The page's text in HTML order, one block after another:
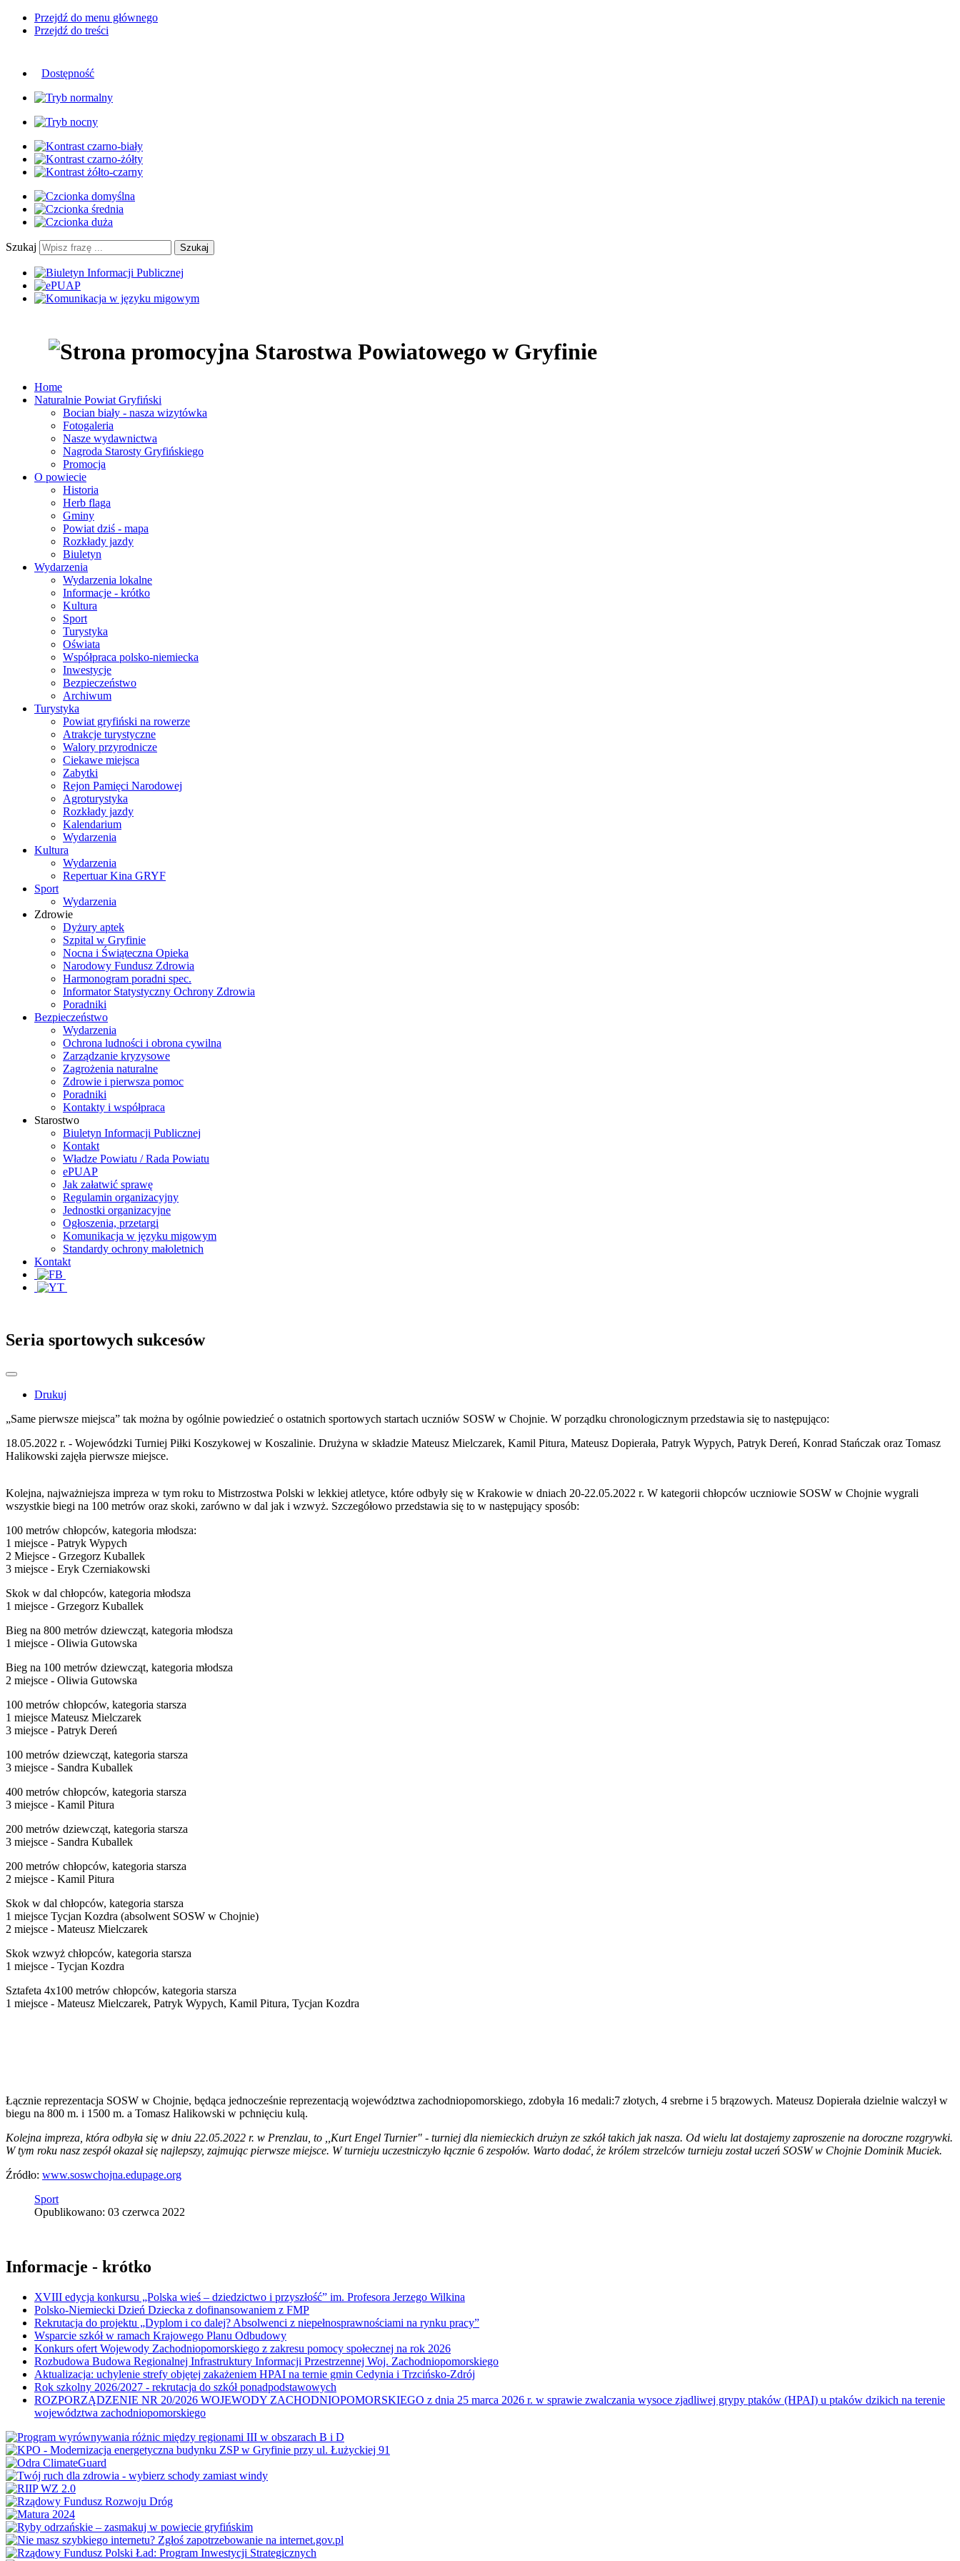
Przejdź do menu głównego
Przejdź do treści
Dostępność
Szukaj Szukaj
Home
Naturalnie Powiat Gryfiński
Bocian biały - nasza wizytówka
Fotogaleria
Nasze wydawnictwa
Nagroda Starosty Gryfińskiego
Promocja
O powiecie
Historia
Herb flaga
Gminy
Powiat dziś - mapa
Rozkłady jazdy
Biuletyn
Wydarzenia
Wydarzenia lokalne
Informacje - krótko
Kultura
Sport
Turystyka
Oświata
Współpraca polsko-niemiecka
Inwestycje
Bezpieczeństwo
Archiwum
Turystyka
Powiat gryfiński na rowerze
Atrakcje turystyczne
Walory przyrodnicze
Ciekawe miejsca
Zabytki
Rejon Pamięci Narodowej
Agroturystyka
Rozkłady jazdy
Kalendarium
Wydarzenia
Kultura
Wydarzenia
Repertuar Kina GRYF
Sport
Wydarzenia
Zdrowie
Dyżury aptek
Szpital w Gryfinie
Nocna i Świąteczna Opieka
Narodowy Fundusz Zdrowia
Harmonogram poradni spec.
Informator Statystyczny Ochrony Zdrowia
Poradniki
Bezpieczeństwo
Wydarzenia
Ochrona ludności i obrona cywilna
Zarządzanie kryzysowe
Zagrożenia naturalne
Zdrowie i pierwsza pomoc
Poradniki
Kontakty i współpraca
Starostwo
Biuletyn Informacji Publicznej
Kontakt
Władze Powiatu / Rada Powiatu
ePUAP
Jak załatwić sprawę
Regulamin organizacyjny
Jednostki organizacyjne
Ogłoszenia, przetargi
Komunikacja w języku migowym
Standardy ochrony małoletnich
Kontakt
Seria sportowych sukcesów
Drukuj
„Same pierwsze miejsca” tak można by ogólnie powiedzieć o ostatnich sportowych startach uczniów SOSW w Chojnie. W porządku chronologicznym przedstawia się to następująco:
18.05.2022 r. - Wojewódzki Turniej Piłki Koszykowej w Koszalinie. Drużyna w składzie Mateusz Mielczarek, Kamil Pitura, Mateusz Dopierała, Patryk Wypych, Patryk Dereń, Konrad Stańczak oraz Tomasz
Halikowski zajęła pierwsze miejsce.
Kolejna, najważniejsza impreza w tym roku to Mistrzostwa Polski w lekkiej atletyce, które odbyły się w Krakowie w dniach 20-22.05.2022 r. W kategorii chłopców uczniowie SOSW w Chojnie wygrali
wszystkie biegi na 100 metrów oraz skoki, zarówno w dal jak i wzwyż. Szczegółowo przedstawia się to w następujący sposób:
100 metrów chłopców, kategoria młodsza:
1 miejsce - Patryk Wypych
2 Miejsce - Grzegorz Kuballek
3 miejsce - Eryk Czerniakowski
Skok w dal chłopców, kategoria młodsza
1 miejsce - Grzegorz Kuballek
Bieg na 800 metrów dziewcząt, kategoria młodsza
1 miejsce - Oliwia Gutowska
Bieg na 100 metrów dziewcząt, kategoria młodsza
2 miejsce - Oliwia Gutowska
100 metrów chłopców, kategoria starsza
1 miejsce Mateusz Mielczarek
3 miejsce - Patryk Dereń
100 metrów dziewcząt, kategoria starsza
3 miejsce - Sandra Kuballek
400 metrów chłopców, kategoria starsza
3 miejsce - Kamil Pitura
200 metrów dziewcząt, kategoria starsza
3 miejsce - Sandra Kuballek
200 metrów chłopców, kategoria starsza
2 miejsce - Kamil Pitura
Skok w dal chłopców, kategoria starsza
1 miejsce Tycjan Kozdra (absolwent SOSW w Chojnie)
2 miejsce - Mateusz Mielczarek
Skok wzwyż chłopców, kategoria starsza
1 miejsce - Tycjan Kozdra
Sztafeta 4x100 metrów chłopców, kategoria starsza
1 miejsce - Mateusz Mielczarek, Patryk Wypych, Kamil Pitura, Tycjan Kozdra
Łącznie reprezentacja SOSW w Chojnie, będąca jednocześnie reprezentacją województwa zachodniopomorskiego, zdobyła 16 medali:7 złotych, 4 srebrne i 5 brązowych. Mateusz Dopierała dzielnie walczył w
biegu na 800 m. i 1500 m. a Tomasz Halikowski w pchnięciu kulą.
Kolejna impreza, która odbyła się w dniu 22.05.2022 r. w Prenzlau, to ,,Kurt Engel Turnier" - turniej dla niemieckich drużyn ze szkół takich jak nasza. Od wielu lat dostajemy zaproszenie na doroczne rozgrywki.
W tym roku nasz zespół okazał się najlepszy, zajmując pierwsze miejsce. W turnieju uczestniczyło łącznie 6 zespołów. Warto dodać, że królem strzelców turnieju został uczeń SOSW w Chojnie Dominik Muciek.
Źródło: www.soswchojna.edupage.org
Sport
Opublikowano: 03 czerwca 2022
Informacje - krótko
XVIII edycja konkursu „Polska wieś – dziedzictwo i przyszłość” im. Profesora Jerzego Wilkina
Polsko-Niemiecki Dzień Dziecka z dofinansowaniem z FMP
Rekrutacja do projektu „Dyplom i co dalej? Absolwenci z niepełnosprawnościami na rynku pracy”
Wsparcie szkół w ramach Krajowego Planu Odbudowy
Konkurs ofert Wojewody Zachodniopomorskiego z zakresu pomocy społecznej na rok 2026
Rozbudowa Budowa Regionalnej Infrastruktury Informacji Przestrzennej Woj. Zachodniopomorskiego
Aktualizacja: uchylenie strefy objętej zakażeniem HPAI na ternie gmin Cedynia i Trzcińsko-Zdrój
Rok szkolny 2026/2027 - rekrutacja do szkół ponadpodstawowych
ROZPORZĄDZENIE NR 20/2026 WOJEWODY ZACHODNIOPOMORSKIEGO z dnia 25 marca 2026 r. w sprawie zwalczania wysoce zjadliwej grypy ptaków (HPAI) u ptaków dzikich na terenie
województwa zachodniopomorskiego